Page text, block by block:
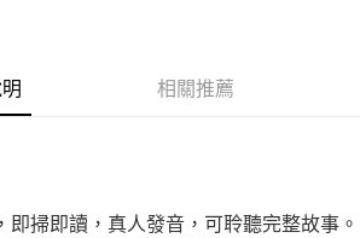
相關推薦
即掃即讀，真人發音，可聆聽完整故事。